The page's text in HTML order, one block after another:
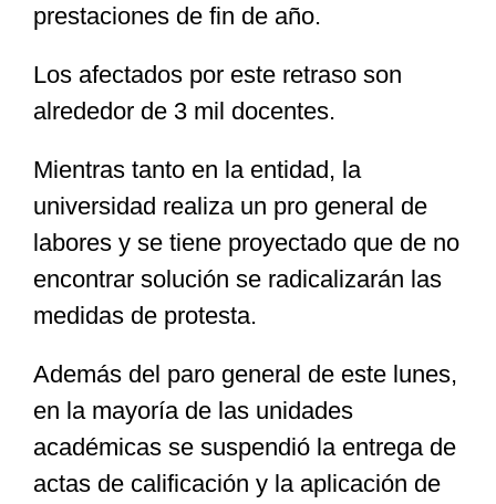
prestaciones de fin de año.
Los afectados por este retraso son
alrededor de 3 mil docentes.
Mientras tanto en la entidad, la
universidad realiza un pro general de
labores y se tiene proyectado que de no
encontrar solución se radicalizarán las
medidas de protesta.
Además del paro general de este lunes,
en la mayoría de las unidades
académicas se suspendió la entrega de
actas de calificación y la aplicación de